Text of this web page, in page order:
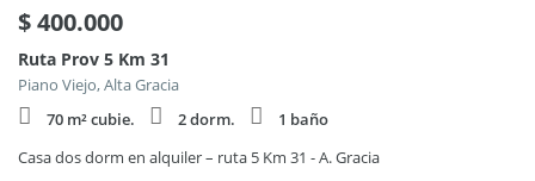
$400.000
Ruta Prov 5 Km 31
Piano Viejo, Alta Gracia
70 m² cubie.
2 dorm.
1 baño
Casa dos dorm en alquiler – ruta 5 Km 31 - A. Gracia